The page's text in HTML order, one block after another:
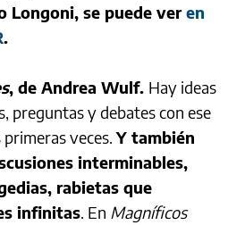
Longoni, se puede veren
.
, de Andrea Wulf. Hay ideas
preguntas y debates con ese
primeras veces.Y también
interminables,
rabietas que
infinitas. En Magníficos